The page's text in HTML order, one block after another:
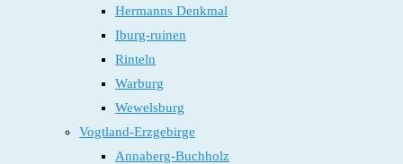
Hermanns Denkmal
Iburg-ruinen
Rinteln
Warburg
Wewelsburg
Vogtland-Erzgebirge
Annaberg-Buchholz